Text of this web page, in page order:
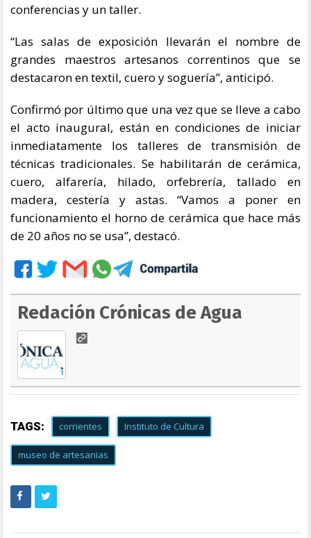
conferencias y un taller.
“Las salas de exposición llevarán el nombre de
grandes maestros artesanos correntinos que se
destacaron en textil, cuero y soguería”, anticipó.
Confirmó por último que una vez que se lleve a cabo
el acto inaugural, están en condiciones de iniciar
inmediatamente los talleres de transmisión de
técnicas tradicionales. Se habilitarán de cerámica,
cuero, alfarería, hilado, orfebrería, tallado en
madera, cestería y astas. “Vamos a poner en
funcionamiento el horno de cerámica que hace más
de 20 años no se usa”, destacó.
Redación Crónicas de Agua
TAGS: corrientes Instituto de Cultura
museo de artesanias